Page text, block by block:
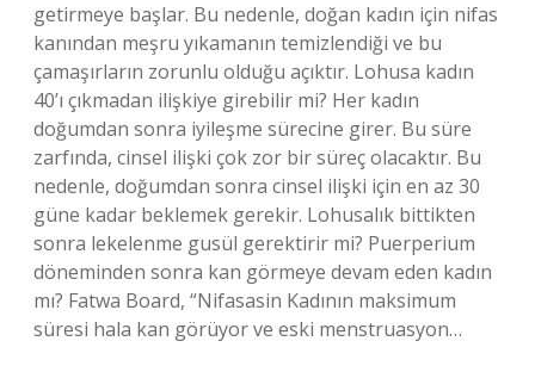
getirmeye başlar. Bu nedenle, doğan kadın için nifas
kanından meşru yıkamanın temizlendiği ve bu
çamaşırların zorunlu olduğu açıktır. Lohusa kadın
40’ı çıkmadan ilişkiye girebilir mi? Her kadın
doğumdan sonra iyileşme sürecine girer. Bu süre
zarfında, cinsel ilişki çok zor bir süreç olacaktır. Bu
nedenle, doğumdan sonra cinsel ilişki için en az 30
güne kadar beklemek gerekir. Lohusalık bittikten
sonra lekelenme gusül gerektirir mi? Puerperium
döneminden sonra kan görmeye devam eden kadın
mı? Fatwa Board, “Nifasasin Kadının maksimum
süresi hala kan görüyor ve eski menstruasyon…